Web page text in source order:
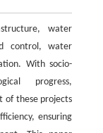
water
control, water
With socio-
progress,
of these projects
ensuring